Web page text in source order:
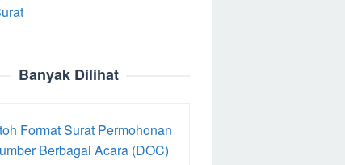
Banyak Dilihat
Format Surat Permohonan
Berbagai Acara (DOC)